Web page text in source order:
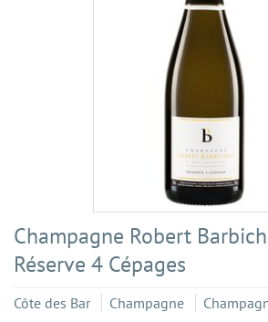
Champagne Robert
Réserve 4 Cépages
Côte des Bar Champagne